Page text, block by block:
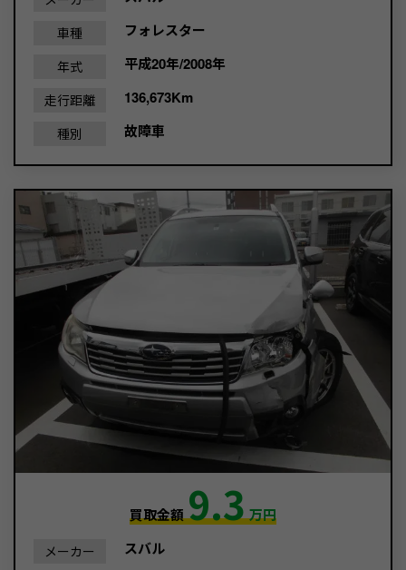
車種 フォレスター
年式 平成20年/2008年
走行距離 136,673Km
種別 故障車
買取金額9.3万円
メーカー スバル